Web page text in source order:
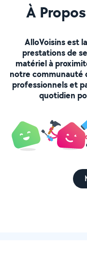
À
AlloVoisins est
prestations de
matériel à
notre communauté
professionnels et
quotidien